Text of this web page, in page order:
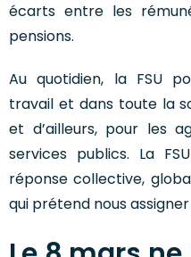
écarts entre les
pensions.
Au quotidien, la FSU
travail et dans toute la
et d’ailleurs, pour les
services publics. La
réponse collective,
qui prétend nous